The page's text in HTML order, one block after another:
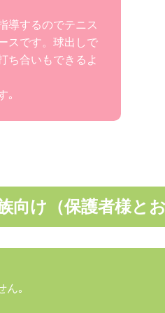
導するのでテニス
スです。球出しで
ち合いもできるよ
｡
向け（保護者様と
ん｡